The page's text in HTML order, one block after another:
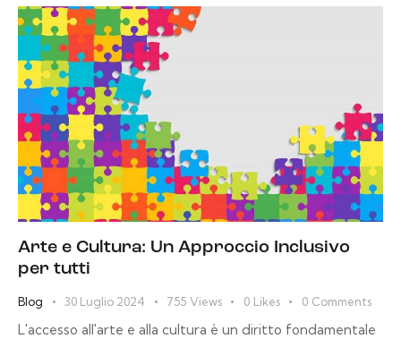
Arte e Cultura: Un Approccio Inclusivo
per tutti
Blog 30 Luglio 2024 755 Views 0 Likes 0 Comments
L'accesso all'arte e alla cultura è un diritto fondamentale